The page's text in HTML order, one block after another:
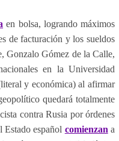
en bolsa, logrando máximos
de facturación y los sueldos
Gonzalo Gómez de la Calle,
en la Universidad
y económica) al afirmar
quedará totalmente
contra Rusia por órdenes
español comienzan a